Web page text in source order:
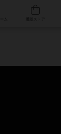
人気ボードゲーム